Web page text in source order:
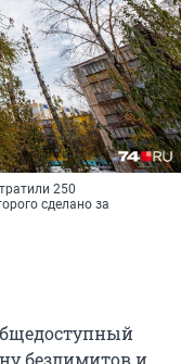
250
сделано за